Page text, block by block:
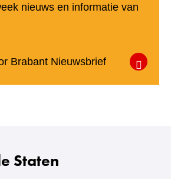
nieuws en informatie van
Brabant Nieuwsbrief(verwijst
Staten